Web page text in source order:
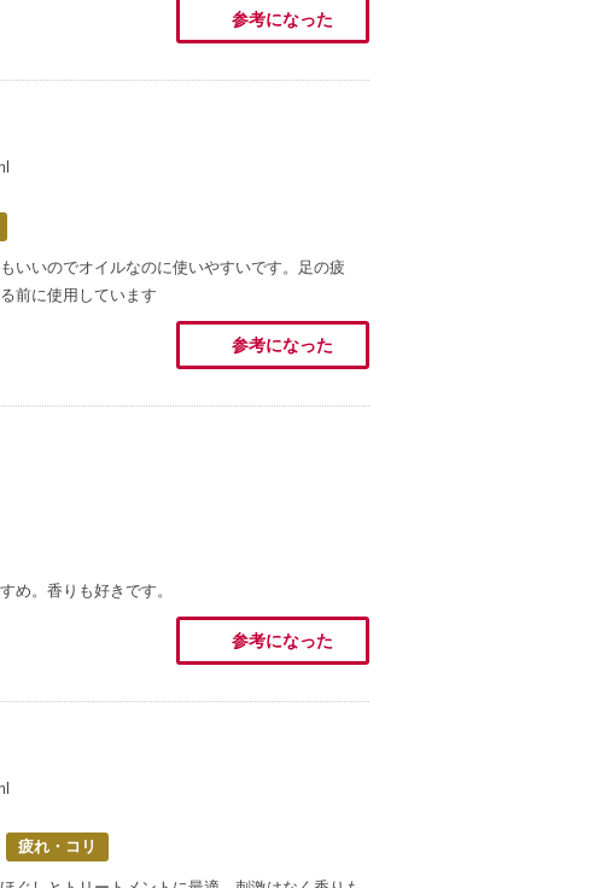
参考になった
いいのでオイルなのに使いやすいです。足の疲
前に使用しています
参考になった
め。香りも好きです。
参考になった
疲れ・コリ